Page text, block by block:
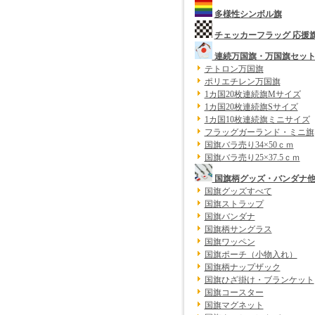
多様性シンボル旗
チェッカーフラッグ 応援
連続万国旗・万国旗セット
テトロン万国旗
ポリエチレン万国旗
1カ国20枚連続旗Mサイズ
1カ国20枚連続旗Sサイズ
1カ国10枚連続旗ミニサイズ
フラッグガーランド・ミニ旗
国旗バラ売り34×50ｃｍ
国旗バラ売り25×37.5ｃｍ
国旗柄グッズ・バンダナ他
国旗グッズすべて
国旗ストラップ
国旗バンダナ
国旗柄サングラス
国旗ワッペン
国旗ポーチ（小物入れ）
国旗柄ナップザック
国旗ひざ掛け・ブランケット
国旗コースター
国旗マグネット